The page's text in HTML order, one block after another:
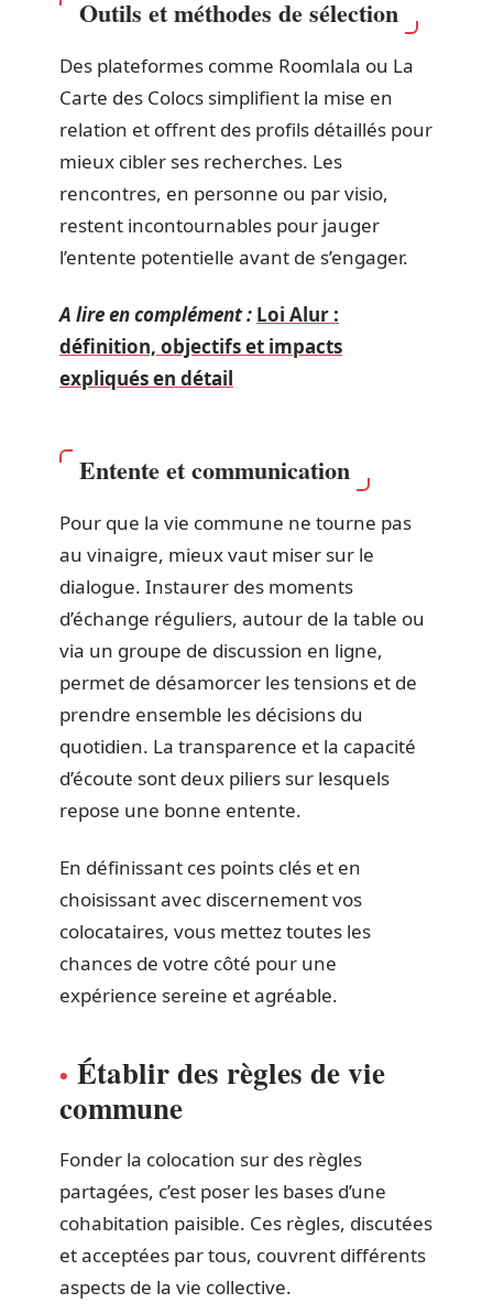
Outils et méthodes de sélection
Des plateformes comme Roomlala ou La
Carte des Colocs simplifient la mise en
relation et offrent des profils détaillés pour
mieux cibler ses recherches. Les
rencontres, en personne ou par visio,
restent incontournables pour jauger
l’entente potentielle avant de s’engager.
A lire en complément : Loi Alur :
définition, objectifs et impacts
expliqués en détail
Entente et communication
Pour que la vie commune ne tourne pas
au vinaigre, mieux vaut miser sur le
dialogue. Instaurer des moments
d’échange réguliers, autour de la table ou
via un groupe de discussion en ligne,
permet de désamorcer les tensions et de
prendre ensemble les décisions du
quotidien. La transparence et la capacité
d’écoute sont deux piliers sur lesquels
repose une bonne entente.
En définissant ces points clés et en
choisissant avec discernement vos
colocataires, vous mettez toutes les
chances de votre côté pour une
expérience sereine et agréable.
Établir des règles de vie
commune
Fonder la colocation sur des règles
partagées, c’est poser les bases d’une
cohabitation paisible. Ces règles, discutées
et acceptées par tous, couvrent différents
aspects de la vie collective.